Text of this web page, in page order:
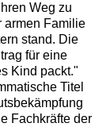
Weg zu
armen Familie
stand. Die
für eine
Kind packt."
Titel
Fachkräfte der